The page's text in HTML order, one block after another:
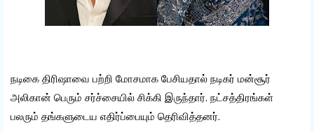
நடிகை திரிஷாவை பற்றி மோசமாக பேசியதால் நடிகர் மன்சூர்
அலிகான் பெரும் சர்ச்சையில் சிக்கி இருந்தார். நட்சத்திரங்கள்
பலரும் தங்களுடைய எதிர்ப்பையும் தெரிவித்தனர்.